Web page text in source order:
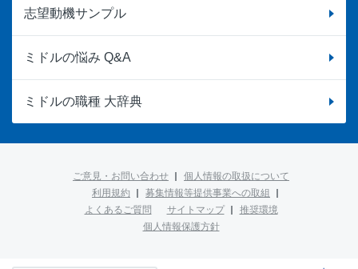
志望動機サンプル
ミドルの悩み Q&A
ミドルの職種 大辞典
ご意見・お問い合わせ
個人情報の取扱について
利用規約
募集情報等提供事業への取組
よくあるご質問
サイトマップ
推奨環境
個人情報保護方針